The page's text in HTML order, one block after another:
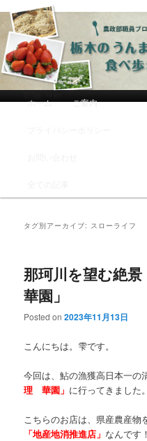
農政部職員ブ
もの食べ歩き」
メインコンテンツへ移動
サブコンテンツへ移動
ホーム ご案内
タグ別アーカイブ: スローライフ
那珂川を望む絶
華園」
Posted on2023年11月13日
こんにちは。雫です。
今回は、鮎の漁獲高日本一の
理 華園」 に行ってきました。
こちらのお店は、県産農産物
「地産地消推進店」 なんです！